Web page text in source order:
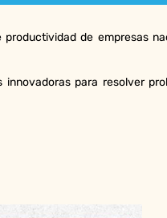
de empresas
para resolver